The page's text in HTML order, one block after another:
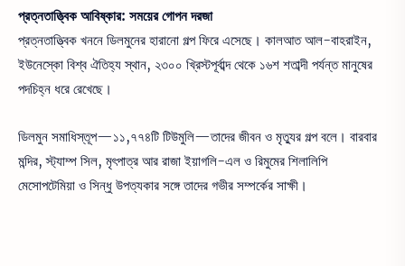
প্রত্নতাত্ত্বিক আবিষ্কার: সময়ের গোপন দরজা
প্রত্নতাত্ত্বিক খননে ডিলমুনের হারানো গল্প ফিরে এসেছে। কালআত আল-বাহরাইন,
ইউনেস্কো বিশ্ব ঐতিহ্য স্থান, ২৩০০ খ্রিস্টপূর্বাব্দ থেকে ১৬শ শতাব্দী পর্যন্ত মানুষের
পদচিহ্ন ধরে রেখেছে।
ডিলমুন সমাধিস্তূপ—১১,৭৭৪টি টিউমুলি—তাদের জীবন ও মৃত্যুর গল্প বলে। বারবার
মন্দির, স্ট্যাম্প সিল, মৃৎপাত্র আর রাজা ইয়াগলি-এল ও রিমুমের শিলালিপি
মেসোপটেমিয়া ও সিন্ধু উপত্যকার সঙ্গে তাদের গভীর সম্পর্কের সাক্ষী।